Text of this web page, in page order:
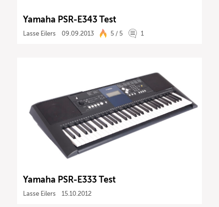
Yamaha PSR-E343 Test
Lasse Eilers 09.09.2013 5 / 5 1
Yamaha PSR-E333 Test
Lasse Eilers 15.10.2012